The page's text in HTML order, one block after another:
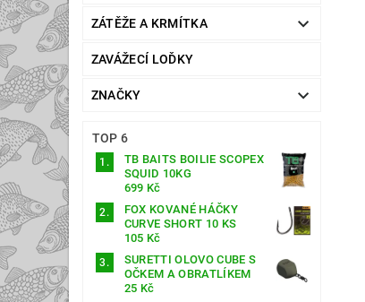
ZÁTĚŽE A KRMÍTKA
ZAVÁŽECÍ LOĎKY
ZNAČKY
TOP 6
TB BAITS BOILIE SCOPEX
SQUID 10KG
699 Kč
FOX KOVANÉ HÁČKY
CURVE SHORT 10 KS
105 Kč
SURETTI OLOVO CUBE S
OČKEM A OBRATLÍKEM
25 Kč